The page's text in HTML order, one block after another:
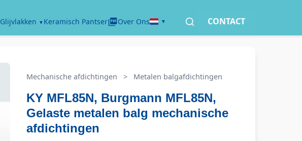
Glijvlakken Keramisch Pantser Over Ons CONTACT
Mechanische afdichtingen > Metalen balgafdichtingen
KY MFL85N, Burgmann MFL85N,
Gelaste metalen balg mechanische
afdichtingen